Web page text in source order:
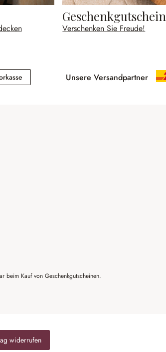
Geschenkgutschein
Verschenken Sie Freude!
Vorkasse Unsere Versandpartner
Kauf von Geschenkgutscheinen.
widerrufen